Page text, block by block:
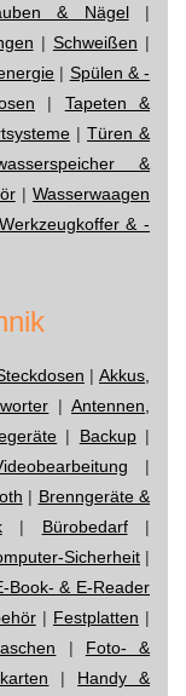
& Nägel|
| Schweißen |
| Spülen & -
| Tapeten &
| Türen &
&
|Wasserwaagen
Werkzeugkoffer & -
|Akkus,
|Antennen,
| Backup|
|
| Brenngeräte &
| Bürobedarf|
Sicherheit |
Book- & E-Reader
| Festplatten |
| Foto- &
| Handy &